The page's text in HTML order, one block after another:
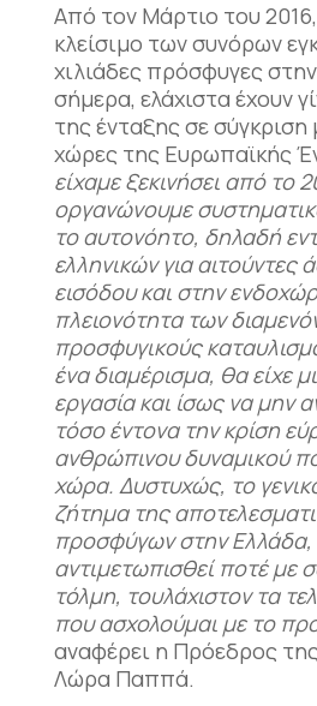
Από τον Μάρτιο του
κλείσιμο των συνόρων
χιλιάδες πρόσφυγες
σήμερα, ελάχιστα έχουν
της ένταξης σε σύγκριση
χώρες της Ευρωπαϊκής
είχαμε ξεκινήσει από το
οργανώνουμε
το αυτονόητο, δηλαδή
ελληνικών για αιτούντες
εισόδου και στην
πλειονότητα των
προσφυγικούς
ένα διαμέρισμα, θα είχε
εργασία και ίσως να μην
τόσο έντονα την κρίση
ανθρώπινου δυναμικού
χώρα. Δυστυχώς, το
ζήτημα της
προσφύγων στην Ελλάδα,
αντιμετωπισθεί ποτέ με
τόλμη, τουλάχιστον τα
που ασχολούμαι με το
αναφέρει η Πρόεδρος
Λώρα Παππά.